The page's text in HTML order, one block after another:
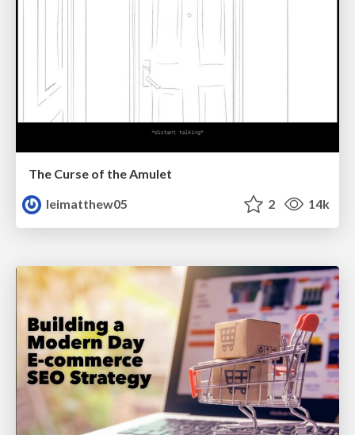
The Curse of the Amulet
leimatthew05
2 14k